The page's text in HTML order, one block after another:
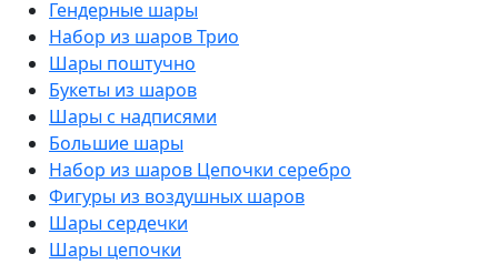
Гендерные шары
Набор из шаров Трио
Шары поштучно
Букеты из шаров
Шары с надписями
Большие шары
Набор из шаров Цепочки серебро
Фигуры из воздушных шаров
Шары сердечки
Шары цепочки